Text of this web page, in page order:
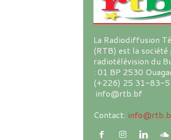
La Radiodiffusion
(RTB) est la société
radiotélévision du
: 01 BP 2530
(+226) 25 31-83-
info@rtb.bf
Contact: